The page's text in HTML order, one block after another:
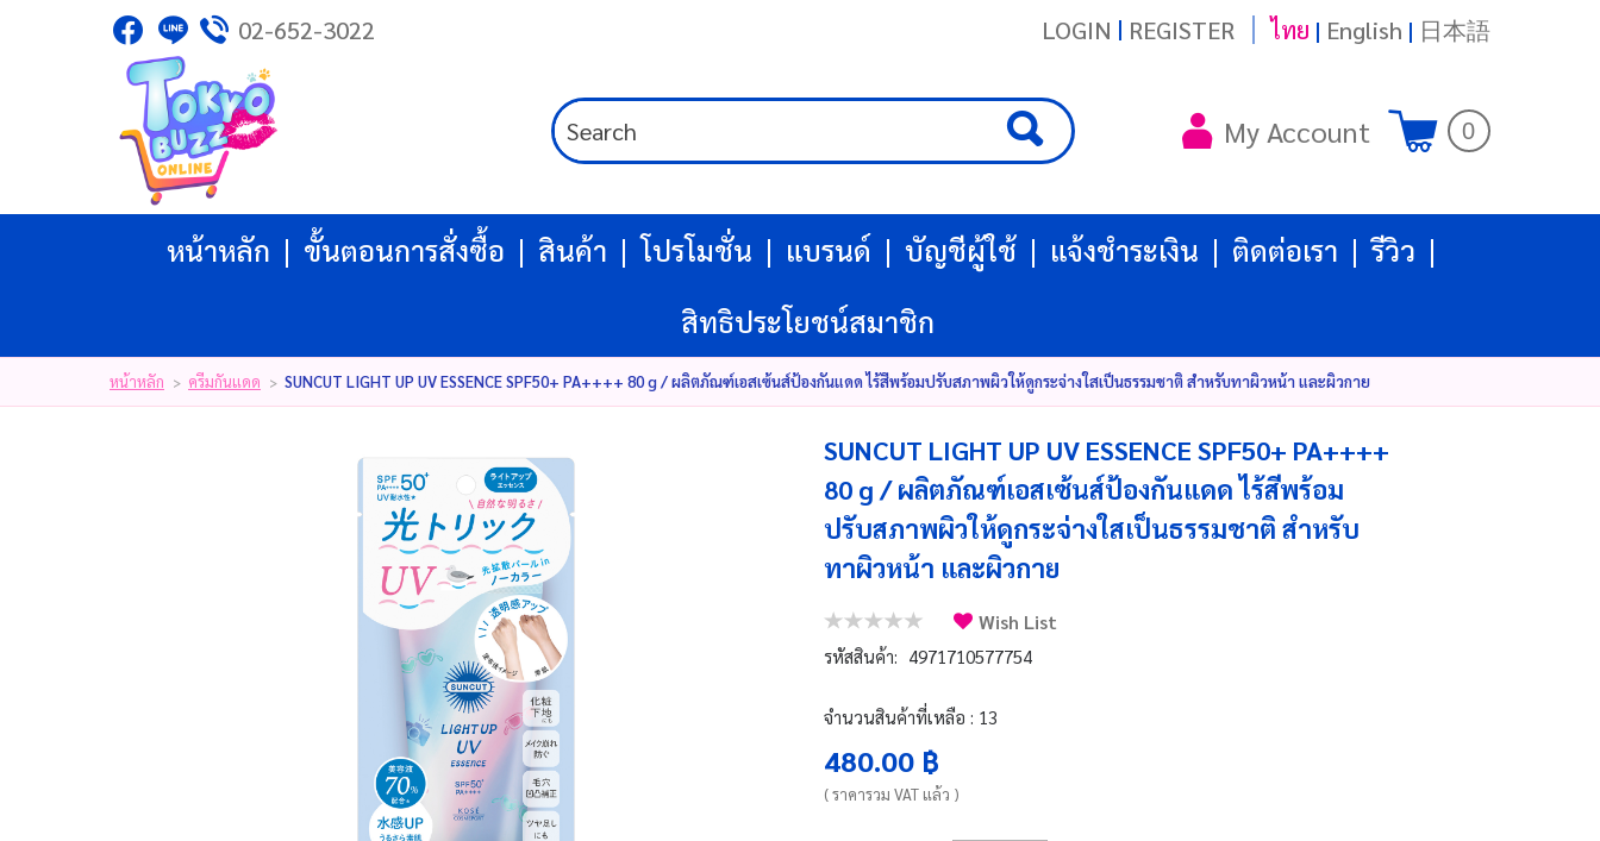
ไทย | English | 日本語
My Wishlist( 0 )
ขั้นตอนการสั่งซื้อ
ติดต่อเรา รีวิว
02-652-3022 ไทย | English | 日本語
LOGIN | REGISTER
My Account 0
หน้าหลัก ขั้นตอนการสั่งซื้อ สินค้า โปรโมชั่น แบรนด์ บัญชีผู้ใช้ แจ้งชำระเงิน ติดต่อเรา
รีวิว
สิทธิประโยชน์สมาชิก
หน้าหลัก > ครีมกันแดด > SUNCUT LIGHT UP UV ESSENCE SPF50+ PA++++ 80 g / ผลิตภัณฑ์เอสเซ้นส์ป้องกันแดด ไร้สีพร้อมปรับสภาพผิวให้ดูกระจ่างใสเป็นธรรมชาติ สำหรับทาผิวหน้า และผิวกาย
SUNCUT LIGHT UP UV ESSENCE SPF50+ PA++++
80 g / ผลิตภัณฑ์เอสเซ้นส์ป้องกันแดด ไร้สีพร้อม
ปรับสภาพผิวให้ดูกระจ่างใสเป็นธรรมชาติ สำหรับ
ทาผิวหน้า และผิวกาย
Wish List
รหัสสินค้า: 4971710577754
จำนวนสินค้าที่เหลือ : 13
480.00 ฿
( ราคารวม VAT แล้ว )